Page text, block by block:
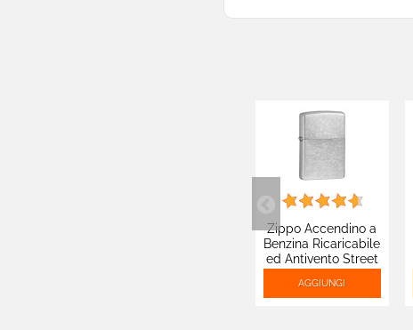
Zippo Accendino a
Benzina Ricaricabile
ed Antivento Street
Chrome - mod. 207
AGGIUNGI